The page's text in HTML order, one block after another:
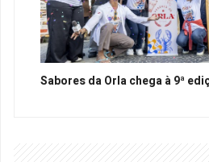
Sabores da Orla chega à 9ª